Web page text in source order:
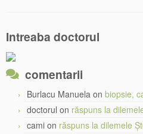
Intreaba doctorul
comentarii
Burlacu Manuela on biopsie,
doctorul on răspuns la
cami on răspuns la dilemele